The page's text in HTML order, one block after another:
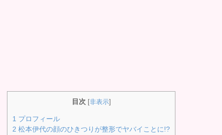
目次 [非表示]
1 プロフィール
2 松本伊代の顔のひきつりが整形でヤバイことに!?